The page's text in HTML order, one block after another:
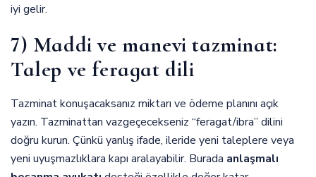
iyi gelir.
7) Maddi ve manevi tazminat:
Talep ve feragat dili
Tazminat konuşacaksanız miktarı ve ödeme planını açık
yazın. Tazminattan vazgeçecekseniz “feragat/ibra” dilini
doğru kurun. Çünkü yanlış ifade, ileride yeni taleplere veya
yeni uyuşmazlıklara kapı aralayabilir. Burada anlaşmalı